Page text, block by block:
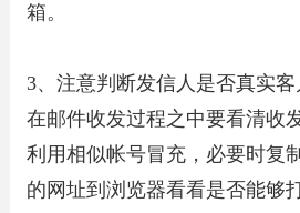
箱。
3、注意判断发信人是否真实客
在邮件收发过程之中要看清收
利用相似帐号冒充，必要时复
的网址到浏览器看看是否能够